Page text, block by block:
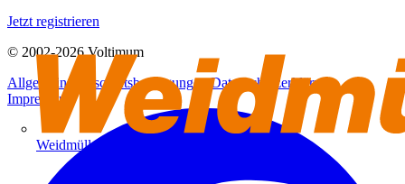
Weidmüller
Jetzt registrieren
© 2002-2026Voltimum
Allgemeine GeschäftsbedingungenDatenschutzerklärung
Impressum